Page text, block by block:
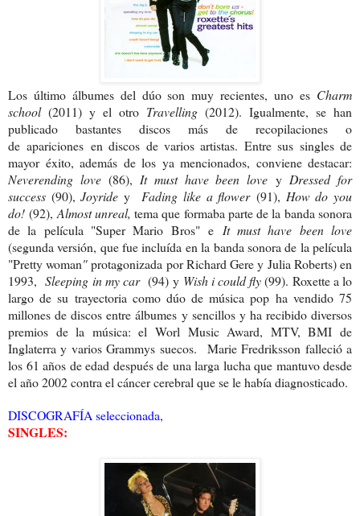
Los último álbumes del dúo son muy recientes, uno es Charm
school (2011) y el otro Travelling (2012). Igualmente, se han
publicado bastantes discos más de recopilaciones o
de apariciones en discos de varios artistas. Entre sus singles de
mayor éxito, además de los ya mencionados, conviene destacar:
Neverending love (86), It must have been lovey Dressed for
success (90),Joyridey Fading like a flower(91), How do you
do! (92),Almost unreal,tema que formaba parte de la banda sonora
de la película "Super Mario Bros" e It must have been love
(segunda versión, que fue incluída en la banda sonora de la película
"Pretty woman"protagonizada por Richard Gere y Julia Roberts) en
1993,Sleeping in my car (94) y Wish i could fly(99). Roxette a lo
largo de su trayectoria como dúo de música pop ha vendido 75
millones de discos entre álbumes y sencillos y ha recibido diversos
premios de la música: el Worl Music Award, MTV, BMI de
Inglaterra y varios Grammys suecos. Marie Fredriksson falleció a
los 61 años de edad después de una larga lucha que mantuvo desde
el año 2002 contra el cáncer cerebral que se le había diagnosticado.
DISCOGRAFÍA seleccionada,
SINGLES: